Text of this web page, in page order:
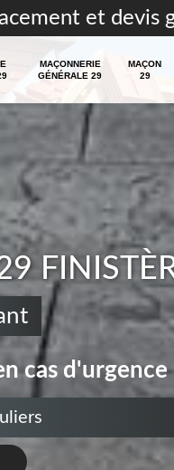
et devis
MAÇONNERIE
GÉNÉRALE 29
MAÇON
29
cas d'urgence